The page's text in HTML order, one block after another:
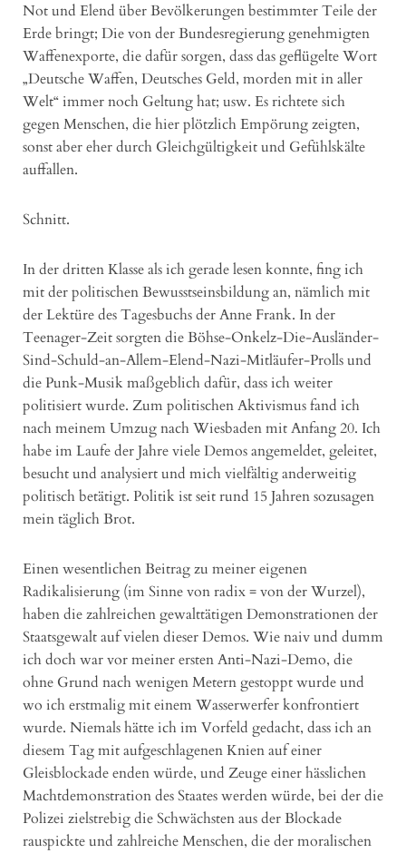
Not und Elend über Bevölkerungen bestimmter Teile der
Erde bringt; Die von der Bundesregierung genehmigten
Waffenexporte, die dafür sorgen, dass das geflügelte Wort
„Deutsche Waffen, Deutsches Geld, morden mit in aller
Welt“ immer noch Geltung hat; usw. Es richtete sich
gegen Menschen, die hier plötzlich Empörung zeigten,
sonst aber eher durch Gleichgültigkeit und Gefühlskälte
auffallen.
Schnitt.
In der dritten Klasse als ich gerade lesen konnte, fing ich
mit der politischen Bewusstseinsbildung an, nämlich mit
der Lektüre des Tagesbuchs der Anne Frank. In der
Teenager-Zeit sorgten die Böhse-Onkelz-Die-Ausländer-
Sind-Schuld-an-Allem-Elend-Nazi-Mitläufer-Prolls und
die Punk-Musik maßgeblich dafür, dass ich weiter
politisiert wurde. Zum politischen Aktivismus fand ich
nach meinem Umzug nach Wiesbaden mit Anfang 20. Ich
habe im Laufe der Jahre viele Demos angemeldet, geleitet,
besucht und analysiert und mich vielfältig anderweitig
politisch betätigt. Politik ist seit rund 15 Jahren sozusagen
mein täglich Brot.
Einen wesentlichen Beitrag zu meiner eigenen
Radikalisierung (im Sinne von radix = von der Wurzel),
haben die zahlreichen gewalttätigen Demonstrationen der
Staatsgewalt auf vielen dieser Demos. Wie naiv und dumm
ich doch war vor meiner ersten Anti-Nazi-Demo, die
ohne Grund nach wenigen Metern gestoppt wurde und
wo ich erstmalig mit einem Wasserwerfer konfrontiert
wurde. Niemals hätte ich im Vorfeld gedacht, dass ich an
diesem Tag mit aufgeschlagenen Knien auf einer
Gleisblockade enden würde, und Zeuge einer hässlichen
Machtdemonstration des Staates werden würde, bei der die
Polizei zielstrebig die Schwächsten aus der Blockade
rauspickte und zahlreiche Menschen, die der moralischen